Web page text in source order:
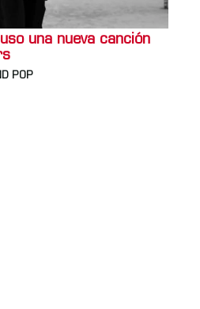
una nueva canción
POP